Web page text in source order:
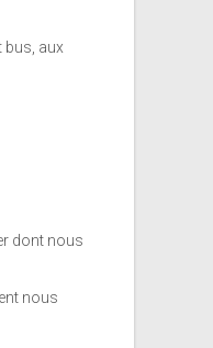
bus, aux
dont nous
nous